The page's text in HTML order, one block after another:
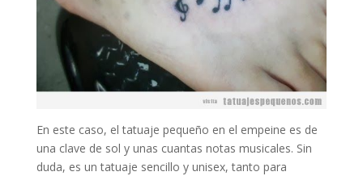
En este caso, el tatuaje pequeño en el empeine es de
una clave de sol y unas cuantas notas musicales. Sin
duda, es un tatuaje sencillo y unisex, tanto para